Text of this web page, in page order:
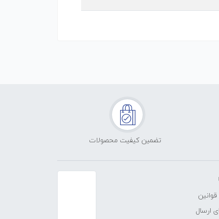
تضمین کیفیت محصولات
ارسال